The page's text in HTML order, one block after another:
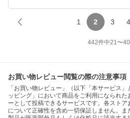
1 2 3 4
442件中21〜40
お買い物レビュー閲覧の際の注意事項
「お買い物レビュー」（以下「本サービス
ッピング」において商品をご利用になられ
ーとして投稿できるサービスです。各スト
について正確性を含め一切保証しません。ま